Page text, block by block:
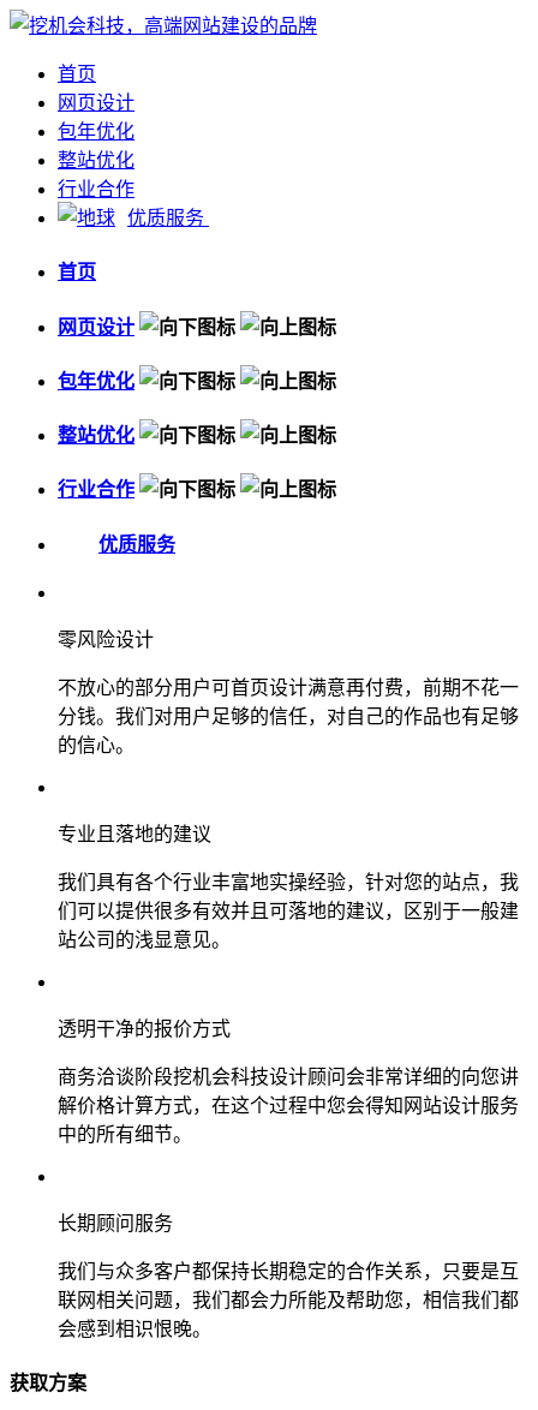
首页
网页设计
包年优化
整站优化
行业合作
优质服务
首页
网页设计
包年优化
整站优化
行业合作
优质服务
零风险设计
不放心的部分用户可首页设计满意再付费，前期不花一
分钱。我们对用户足够的信任，对自己的作品也有足够
的信心。
专业且落地的建议
我们具有各个行业丰富地实操经验，针对您的站点，我
们可以提供很多有效并且可落地的建议，区别于一般建
站公司的浅显意见。
透明干净的报价方式
商务洽谈阶段挖机会科技设计顾问会非常详细的向您讲
解价格计算方式，在这个过程中您会得知网站设计服务
中的所有细节。
长期顾问服务
我们与众多客户都保持长期稳定的合作关系，只要是互
联网相关问题，我们都会力所能及帮助您，相信我们都
会感到相识恨晚。
获取方案